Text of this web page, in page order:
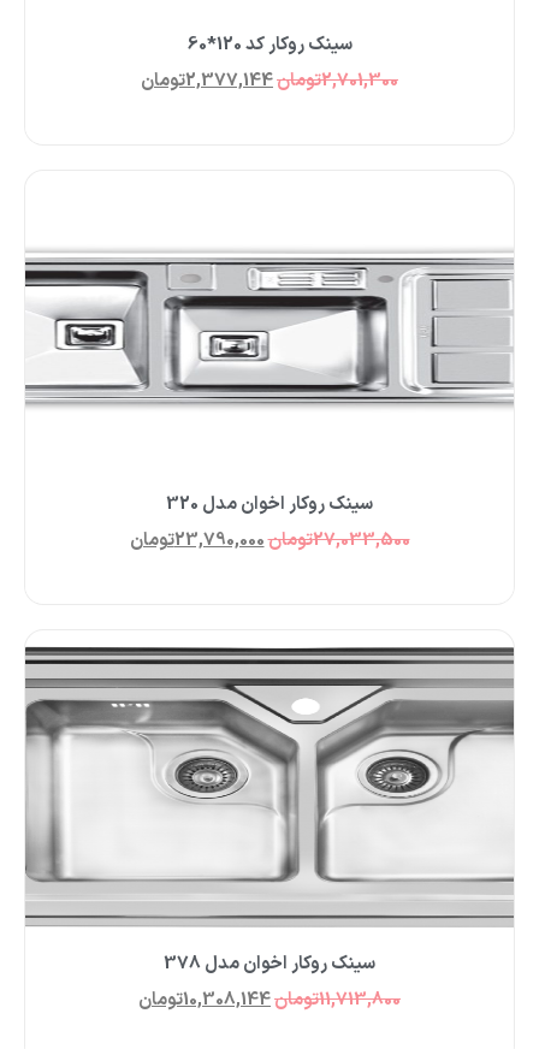
سینک روکار کد 120*60
2,701,300تومان2,377,144تومان
سینک روکار اخوان مدل 320
27,033,500تومان23,790,000تومان
سینک روکار اخوان مدل 378
11,713,800تومان10,308,144تومان